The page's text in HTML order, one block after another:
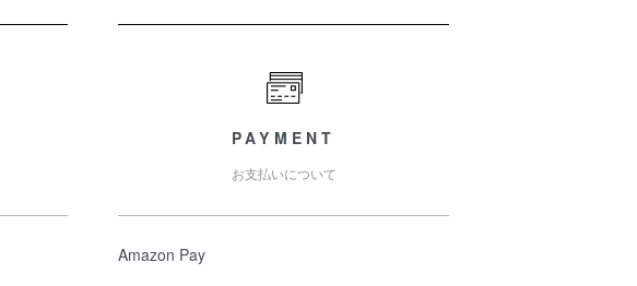
PAYMENT
お支払いについて
Amazon Pay